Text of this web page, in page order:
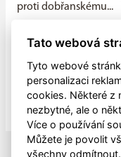
proti dobřanskému...
Máme v týmu ideální
starších hráčů, říká
Litice v minulé
části, nakonec se
patřila...
Tato webová
Tyto webové
personalizaci
cookies. Některé z
nezbytné, ale o
Více o používání
Můžete je povolit
všechny